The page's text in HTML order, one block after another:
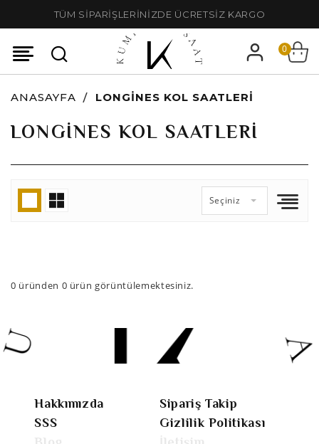
TÜM SİPARİŞLERİNİZDE ÜCRETSİZ KARGO
0
ANASAYFA LONGINES KOL SAATLERI
LONGINES KOL SAATLERI
Seçiniz
0 üründen 0 ürün görüntülemektesiniz.
Hakkımızda
Sipariş Takip
SSS
Gizlilik Politikası